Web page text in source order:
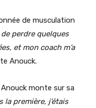
de musculation
perdre quelques
et mon coach m’a
Anouck.
monte sur sa
première, j’étais